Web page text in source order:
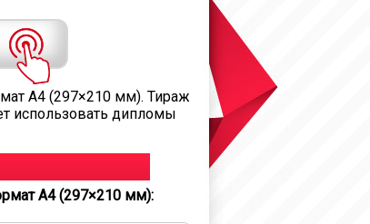
А4 (297×210 мм). Тираж
использовать дипломы
А4 (297×210 мм):